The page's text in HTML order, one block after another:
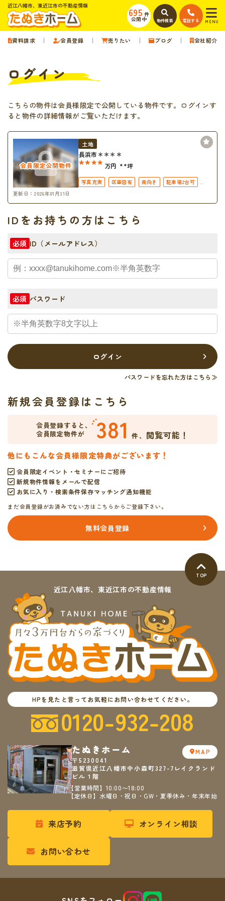
近江八幡市、東近江市の不動産情報
695 件
公開中 物件検索 電話する MENU
資料請求 会員登録 売りたい ブログ 会社紹介
ログイン
こちらの物件は会員様限定で公開している物件です。ログインす
ると物件の詳細情報がご覧いただけます。
更新日：2026年01月31日
土地
長浜市＊＊＊＊
**** 万円 **坪
写真充実 区画図有 南向き
駐車場2台可
IDをお持ちの方はこちら
必須 ID（メールアドレス）
必須 パスワード
ログイン
パスワードを忘れた方はこちら≫
新規会員登録はこちら
会員登録すると、
会員限定物件が
381 件、 閲覧可能！
他にもこんな会員様限定特典がございます！
会員限定イベント・セミナーにご招待
新規物件情報をメールで配信
お気に入り・検索条件保存マッチング通知機能
まだ会員登録がお済みでない方はこちらからご登録下さい。
無料会員登録
TOP
近江八幡市、東近江市の不動産情報
HPを見たと言ってお気軽にお問い合わせてください。
0120-932-208
たぬきホーム
〒5230041
滋賀県近江八幡市中小森町327-7レイクランド
ビル１階
【営業時間】10:00〜18:00
【定休日】水曜日・祝日・GW・夏季休み・年末年始
MAP
来店予約 オンライン相談
お問い合わせ